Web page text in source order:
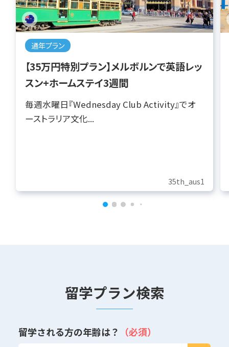
通年プラン
【35万円特別プラン】メルボルンで英語レッ
スン+ホームステイ3週間
毎週水曜日『Wednesday Club Activity』でオ
ーストラリア文化...
35th_aus1
留学プラン検索
留学される方の年齢は？ （必須）